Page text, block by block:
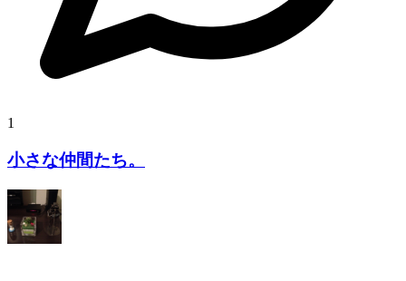
1
小さな仲間たち。